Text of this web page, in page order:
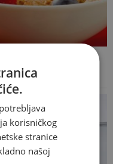
za doručak
korisničkog
stranice
našoj